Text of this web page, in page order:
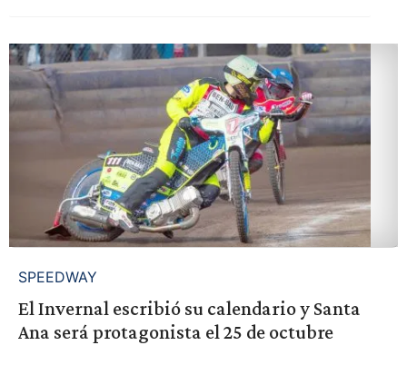
SPEEDWAY
El Invernal escribió su calendario y Santa
Ana será protagonista el 25 de octubre